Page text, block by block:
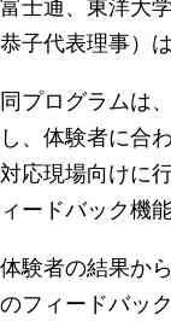
恭子代表理事）
同プログラムは
し、体験者に合
対応現場向けに
ィードバック機
体験者の結果か
のフィードバッ